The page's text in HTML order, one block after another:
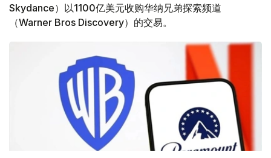
Skydance）以1100亿美元收购华纳兄弟探索频道
（Warner Bros Discovery）的交易。